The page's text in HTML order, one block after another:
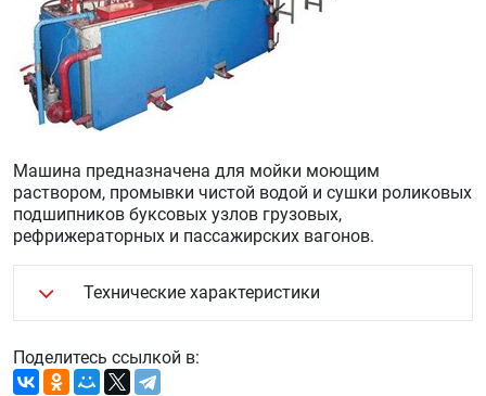
Машина предназначена для мойки моющим
раствором, промывки чистой водой и сушки роликовых
подшипников буксовых узлов грузовых,
рефрижераторных и пассажирских вагонов.
Технические характеристики
Поделитесь ссылкой в: